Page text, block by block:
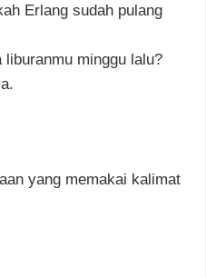
Erlang sudah pulang
liburanmu minggu lalu?
yang memakai kalimat